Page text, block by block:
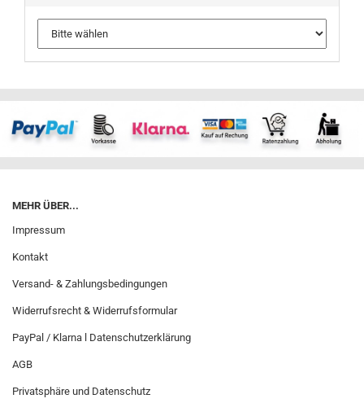
MEHR ÜBER...
Impressum
Kontakt
Versand- & Zahlungsbedingungen
Widerrufsrecht & Widerrufsformular
PayPal / Klarna l Datenschutzerklärung
AGB
Privatsphäre und Datenschutz